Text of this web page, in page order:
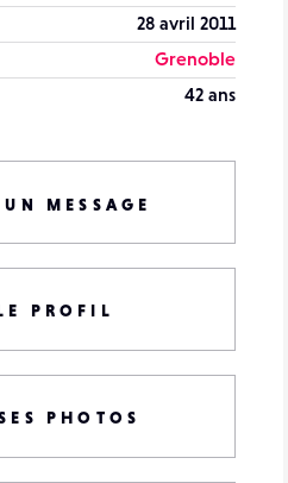
28 avril 2011
Grenoble
42 ans
MESSAGE
PROFIL
PHOTOS